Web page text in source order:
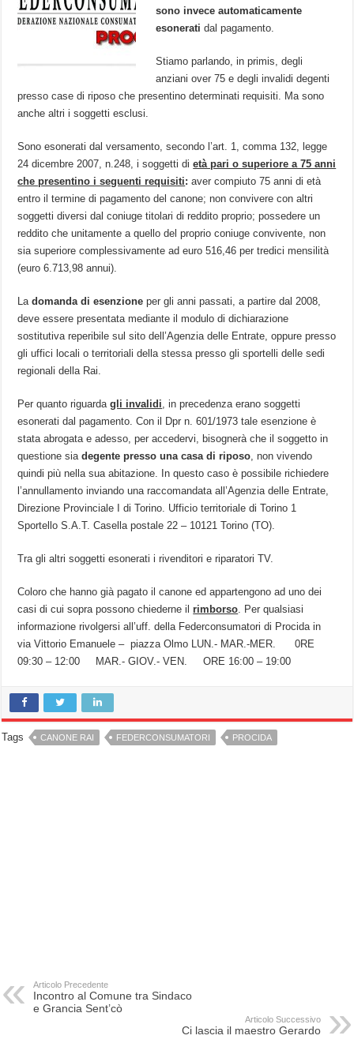
sono invece automaticamente
esonerati dal pagamento.
Stiamo parlando, in primis, degli
anziani over 75 e degli invalidi degenti
presso case di riposo che presentino determinati requisiti. Ma sono
anche altri i soggetti esclusi.
Sono esonerati dal versamento, secondo l’art. 1, comma 132, legge
24 dicembre 2007, n.248, i soggetti dietà pari o superiore a 75 anni
che presentino i seguenti requisiti: aver compiuto 75 anni di età
entro il termine di pagamento del canone; non convivere con altri
soggetti diversi dal coniuge titolari di reddito proprio; possedere un
reddito che unitamente a quello del proprio coniuge convivente, non
sia superiore complessivamente ad euro 516,46 per tredici mensilità
(euro 6.713,98 annui).
Ladomanda di esenzione per gli anni passati, a partire dal 2008,
deve essere presentata mediante il modulo di dichiarazione
sostitutiva reperibile sul sito dell’Agenzia delle Entrate, oppure presso
gli uffici locali o territoriali della stessa presso gli sportelli delle sedi
regionali della Rai.
Per quanto riguardagli invalidi , in precedenza erano soggetti
esonerati dal pagamento. Con il Dpr n. 601/1973 tale esenzione è
stata abrogata e adesso, per accedervi, bisognerà che il soggetto in
questione siadegente presso una casa di riposo , non vivendo
quindi più nella sua abitazione. In questo caso è possibile richiedere
l’annullamento inviando una raccomandata all’Agenzia delle Entrate,
Direzione Provinciale I di Torino. Ufficio territoriale di Torino 1
Sportello S.A.T. Casella postale 22 – 10121 Torino (TO).
Tra gli altri soggetti esonerati i rivenditori e riparatori TV.
Coloro che hanno già pagato il canone ed appartengono ad uno dei
casi di cui sopra possono chiederne ilrimborso . Per qualsiasi
informazione rivolgersi all’uff. della Federconsumatori di Procida in
via Vittorio Emanuele – piazza Olmo LUN.- MAR.-MER. 0RE
09:30 – 12:00 MAR.- GIOV.- VEN. ORE 16:00 – 19:00
Tags CANONE RAI FEDERCONSUMATORI PROCIDA
Articolo Precedente
Incontro al Comune tra Sindaco
e Grancia Sent’cò
Articolo Successivo
Ci lascia il maestro Gerardo